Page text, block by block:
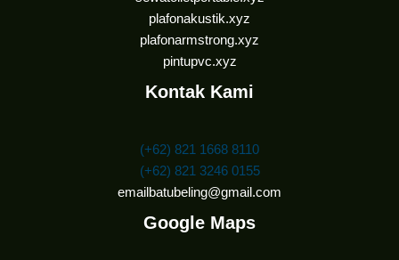
plafonakustik.xyz
plafonarmstrong.xyz
pintupvc.xyz
Kontak Kami
(+62) 821 1668 8110
(+62) 821 3246 0155
emailbatubeling@gmail.com
Google Maps